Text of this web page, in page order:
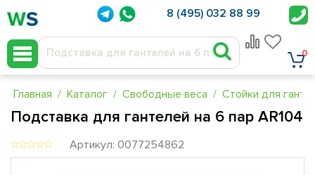
8 (495) 032 88 99
0
Главная Каталог Свободные веса Стойки для
Подставка для гантелей на 6 пар AR104
Артикул: 0077254862